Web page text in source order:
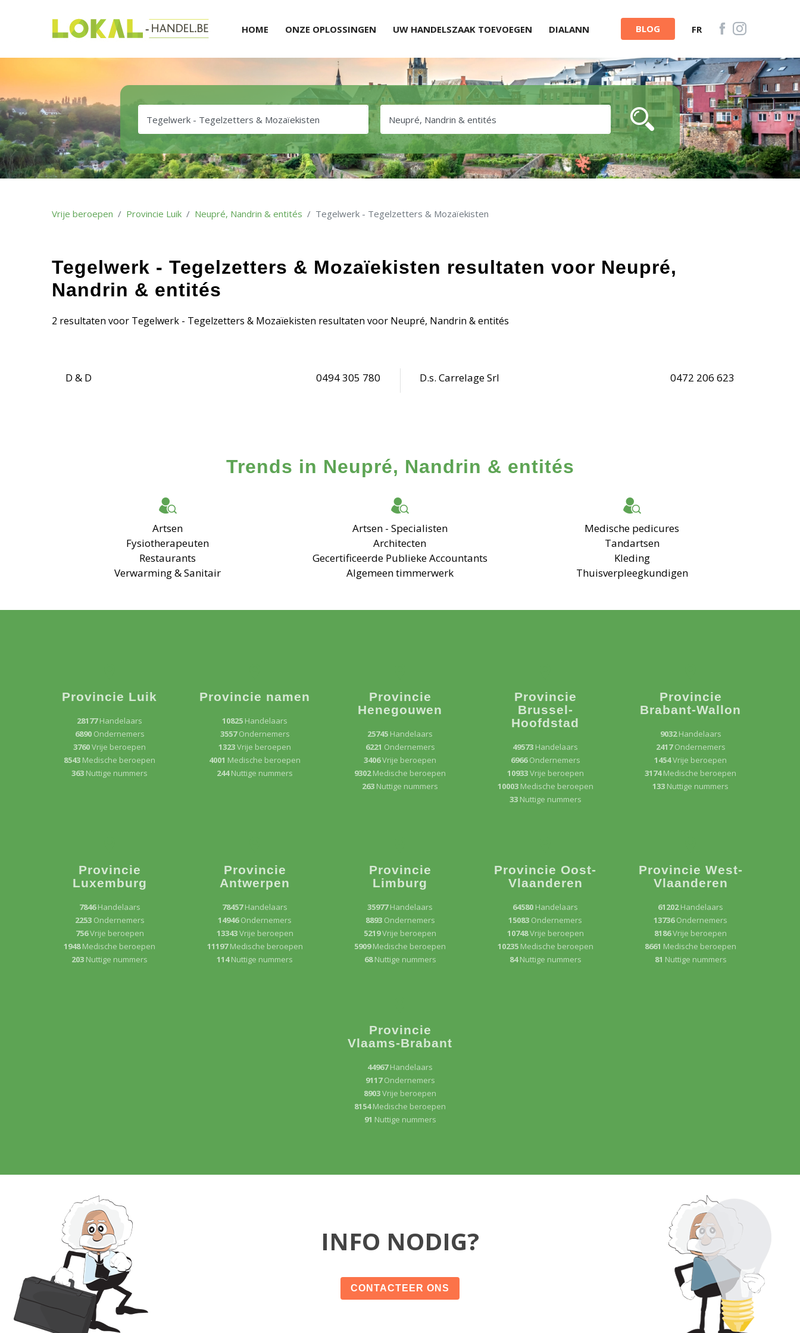
HOME ONZE OPLOSSINGEN UW HANDELSZAAK TOEVOEGEN DIALANN BLOG FR
Vrije beroepen Provincie Luik Neupré, Nandrin & entités Tegelwerk - Tegelzetters & Mozaïekisten
Tegelwerk - Tegelzetters & Mozaïekisten resultaten voor Neupré,
Nandrin & entités
2 resultaten voor Tegelwerk - Tegelzetters & Mozaïekisten resultaten voor Neupré, Nandrin & entités
D & D 0494 305 780 D.s. Carrelage Srl 0472 206 623
Trends in Neupré, Nandrin & entités
Artsen
Fysiotherapeuten
Restaurants
Verwarming & Sanitair
Artsen - Specialisten
Architecten
Gecertificeerde Publieke Accountants
Algemeen timmerwerk
Medische pedicures
Tandartsen
Kleding
Thuisverpleegkundigen
Provincie Luik
28177Handelaars
6890 Ondernemers
3760Vrije beroepen
8543 Medische beroepen
363 Nuttige nummers
Provincie namen
10825 Handelaars
3557Ondernemers
1323Vrije beroepen
4001 Medische beroepen
244Nuttige nummers
Provincie
Henegouwen
25745 Handelaars
6221 Ondernemers
3406Vrije beroepen
9302Medische beroepen
263 Nuttige nummers
Provincie
Brussel-
Hoofdstad
49573 Handelaars
6966Ondernemers
10933Vrije beroepen
10003 Medische beroepen
33 Nuttige nummers
Provincie
Brabant-Wallon
9032Handelaars
2417Ondernemers
1454Vrije beroepen
3174Medische beroepen
133 Nuttige nummers
Provincie
Luxemburg
7846Handelaars
2253 Ondernemers
756Vrije beroepen
1948Medische beroepen
203 Nuttige nummers
Provincie
Antwerpen
78457Handelaars
14946Ondernemers
13343Vrije beroepen
11197Medische beroepen
114Nuttige nummers
Provincie
Limburg
35977Handelaars
8893 Ondernemers
5219Vrije beroepen
5909Medische beroepen
68Nuttige nummers
Provincie Oost-
Vlaanderen
64580 Handelaars
15083 Ondernemers
10748Vrije beroepen
10235 Medische beroepen
84Nuttige nummers
Provincie West-
Vlaanderen
61202Handelaars
13736Ondernemers
8186Vrije beroepen
8661 Medische beroepen
81 Nuttige nummers
Provincie
Vlaams-Brabant
44967Handelaars
9117Ondernemers
8903Vrije beroepen
8154Medische beroepen
91 Nuttige nummers
INFO NODIG?
CONTACTEER ONS